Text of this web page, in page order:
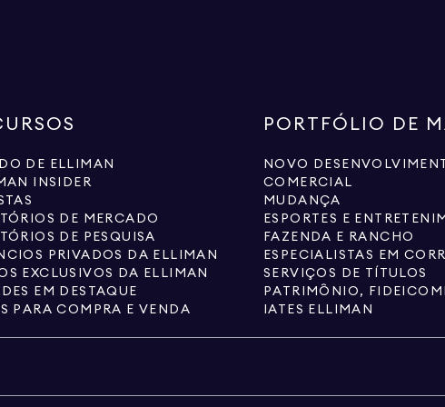
DE ELLIMAN
INSIDER
DE MERCADO
DE PESQUISA
PRIVADOS DA ELLIMAN
EXCLUSIVOS DA ELLIMAN
EM DESTAQUE
PARA COMPRA E VENDA
PORTFÓLIO DE
NOVO
COMERCIAL
MUDANÇA
ESPORTES E
FAZENDA E RANCHO
SERVIÇOS DE TÍTULOS
IATES ELLIMAN